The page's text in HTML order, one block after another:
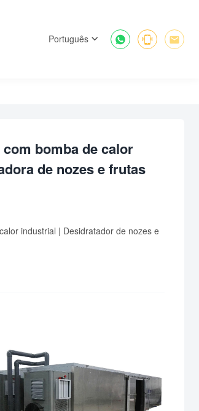
  
Português
bomba de calor
de nozes e frutas
industrial | Desidratador de nozes e